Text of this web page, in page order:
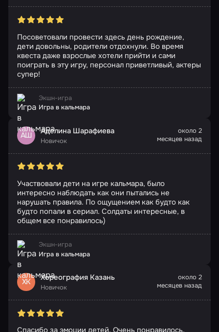
Посоветовали провести здесь день рождение,
дети довольны, родители отдохнули. Во время
квеста даже взрослые хотели прийти и сами
поиграть в эту игру, персонал приветливый, актеры
супер!
Экшн-игра
Игра в кальмара
АШ Аделина Шарафиева
Новичок
около 2
месяцев назад
Участвовали дети на игре кальмара, было
интересно наблюдать как они пытались не
нарушать правила. По ощущением как будто как
будто попали в сериал. Солдаты интересные, в
общем все понравилось)
Экшн-игра
Игра в кальмара
ХК Хореография Казань
Новичок
около 2
месяцев назад